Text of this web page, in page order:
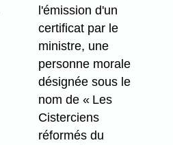
l'émission d'un
certificat par le
ministre, une
personne morale
désignée sous le
nom de « Les
Cisterciens
réformés du